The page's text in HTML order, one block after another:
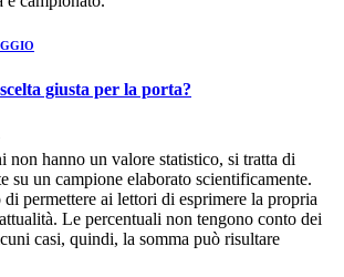
giusta per la porta?
non hanno un valore statistico, si tratta di
su un campione elaborato scientificamente.
permettere ai lettori di esprimere la propria
Le percentuali non tengono conto dei
casi, quindi, la somma può risultare